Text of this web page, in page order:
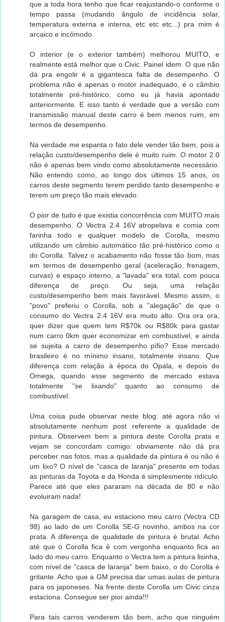
que a toda hora tenho que ficar reajustando-o conforme o
tempo passa (mudando ângulo de incidência solar,
temperatura externa e interna, etc etc etc...) pra mim é
arcaico e incômodo.
O interior (e o exterior também) melhorou MUITO, e
realmente está melhor que o Civic. Painel idem. O que não
dá pra engolir é a gigantesca falta de desempenho. O
problema não é apenas o motor inadequado, é o câmbio
totalmente pré-histórico, como eu já havia apontado
anteriormente. E isso tanto é verdade que a versão com
transmissão manual deste carro é bem menos ruim, em
termos de desempenho.
Na verdade me espanta o fato dele vender tão bem, pois a
relação custo/desempenho dele é muito ruim. O motor 2.0
não é apenas bem vindo como absolutamente necessário.
Não entendo como, ao longo dos últimos 15 anos, os
carros deste segmento terem perdido tanto desempenho e
terem um preço tão mais elevado.
O pior de tudo é que existia concorrência com MUITO mais
desempenho. O Vectra 2.4 16V atropelava e comia com
farinha todo e qualquer modelo de Corolla, mesmo
utilizando um câmbio automático tão pré-histórico como o
do Corolla. Talvez o acabamento não fosse tão bom, mas
em termos de desempenho geral (aceleração, frenagem,
curvas) e espaço interno, a "lavada" era total, com pouca
diferença de preço. Ou seja, uma relação
custo/desempenho bem mais favorável. Mesmo assim, o
"povo" preferiu o Corolla, sob a "alegação" de que o
consumo do Vectra 2.4 16V era muito alto. Ora ora ora,
quer dizer que quem tem R$70k ou R$80k para gastar
num carro 0km quer economizar em combustível, e ainda
se sujeita a carro de desempenho pífio? Esse mercado
brasileiro é no mínimo insano, totalmente insano. Que
diferença com relação à época do Opala, e depois do
Omega, quando esse segmento de mercado estava
totalmente "se lixando" quanto ao consumo de
combustível.
Uma coisa pude observar neste blog: até agora não vi
absolutamente nenhum post referente a qualidade de
pintura. Observem bem a pintura deste Corolla prata e
vejam se concordam comigo: obviamente não dá pra
perceber nas fotos, mas a qualidade da pintura é ou não é
um lixo? O nível de "casca de laranja" presente em todas
as pinturas da Toyota e da Honda é simplesmente ridículo.
Parece até que eles pararam na década de 80 e não
evoluiram nada!
Na garagem de casa, eu estaciono meu carro (Vectra CD
98) ao lado de um Corolla SE-G novinho, ambos na cor
prata. A diferença de qualidade de pintura é brutal. Acho
até que o Corolla fica é com vergonha enquanto fica ao
lado do meu carro. Enquanto o Vectra tem a pintura lisinha,
com nível de "casca de laranja" bem baixo, o do Corolla é
gritante. Acho que a GM precisa dar umas aulas de pintura
para os japoneses. Na frente deste Corolla um Civic cinza
estaciona. Consegue ser pior ainda!!!
Para tais carros venderem tão bem, acho que ninguém